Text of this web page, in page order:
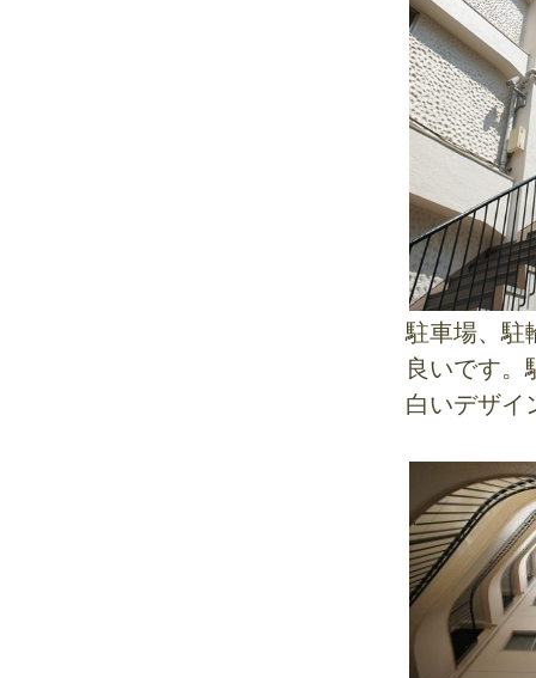
駐車場、駐
良いです。
白いデザイ